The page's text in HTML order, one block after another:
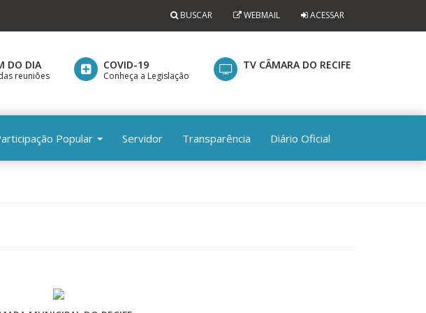
ACESSAR
WEBMAIL
BUSCAR
DO DIA
reuniões
COVID-19
Conheça a Legislação
TV CÂMARA DO RECIFE
Popular Servidor Transparência Diário Oficial